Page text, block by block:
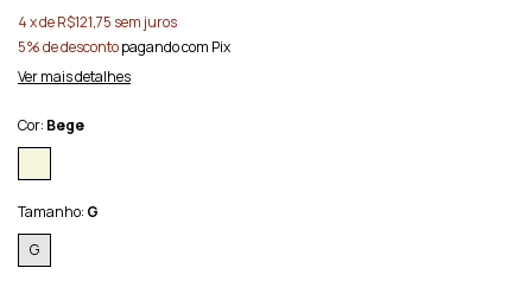
4x deR$121,75 sem juros
5% de descontopagando com Pix
Ver mais detalhes
Cor: Bege
Tamanho: G
G